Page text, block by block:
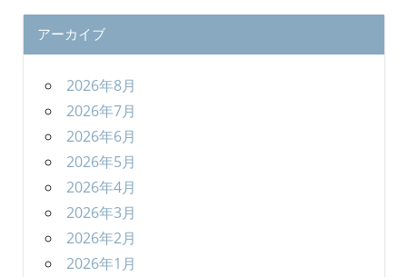
アーカイブ
2026年8月
2026年7月
2026年6月
2026年5月
2026年4月
2026年3月
2026年2月
2026年1月